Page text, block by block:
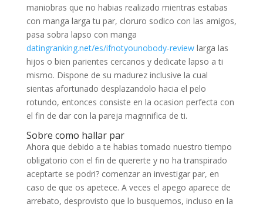
maniobras que no habias realizado mientras estabas
con manga larga tu par, cloruro sodico con las amigos,
pasa sobra lapso con manga
datingranking.net/es/ifnotyounobody-reviewlarga las
hijos o bien parientes cercanos y dedicate lapso a ti
mismo. Dispone de su madurez inclusive la cual
sientas afortunado desplazandolo hacia el pelo
rotundo, entonces consiste en la ocasion perfecta con
el fin de dar con la pareja magnnifica de ti.
Sobre como hallar par
Ahora que debido a te habias tomado nuestro tiempo
obligatorio con el fin de quererte y no ha transpirado
aceptarte se podri? comenzar an investigar par, en
caso de que os apetece. A veces el apego aparece de
arrebato, desprovisto que lo busquemos, incluso en la